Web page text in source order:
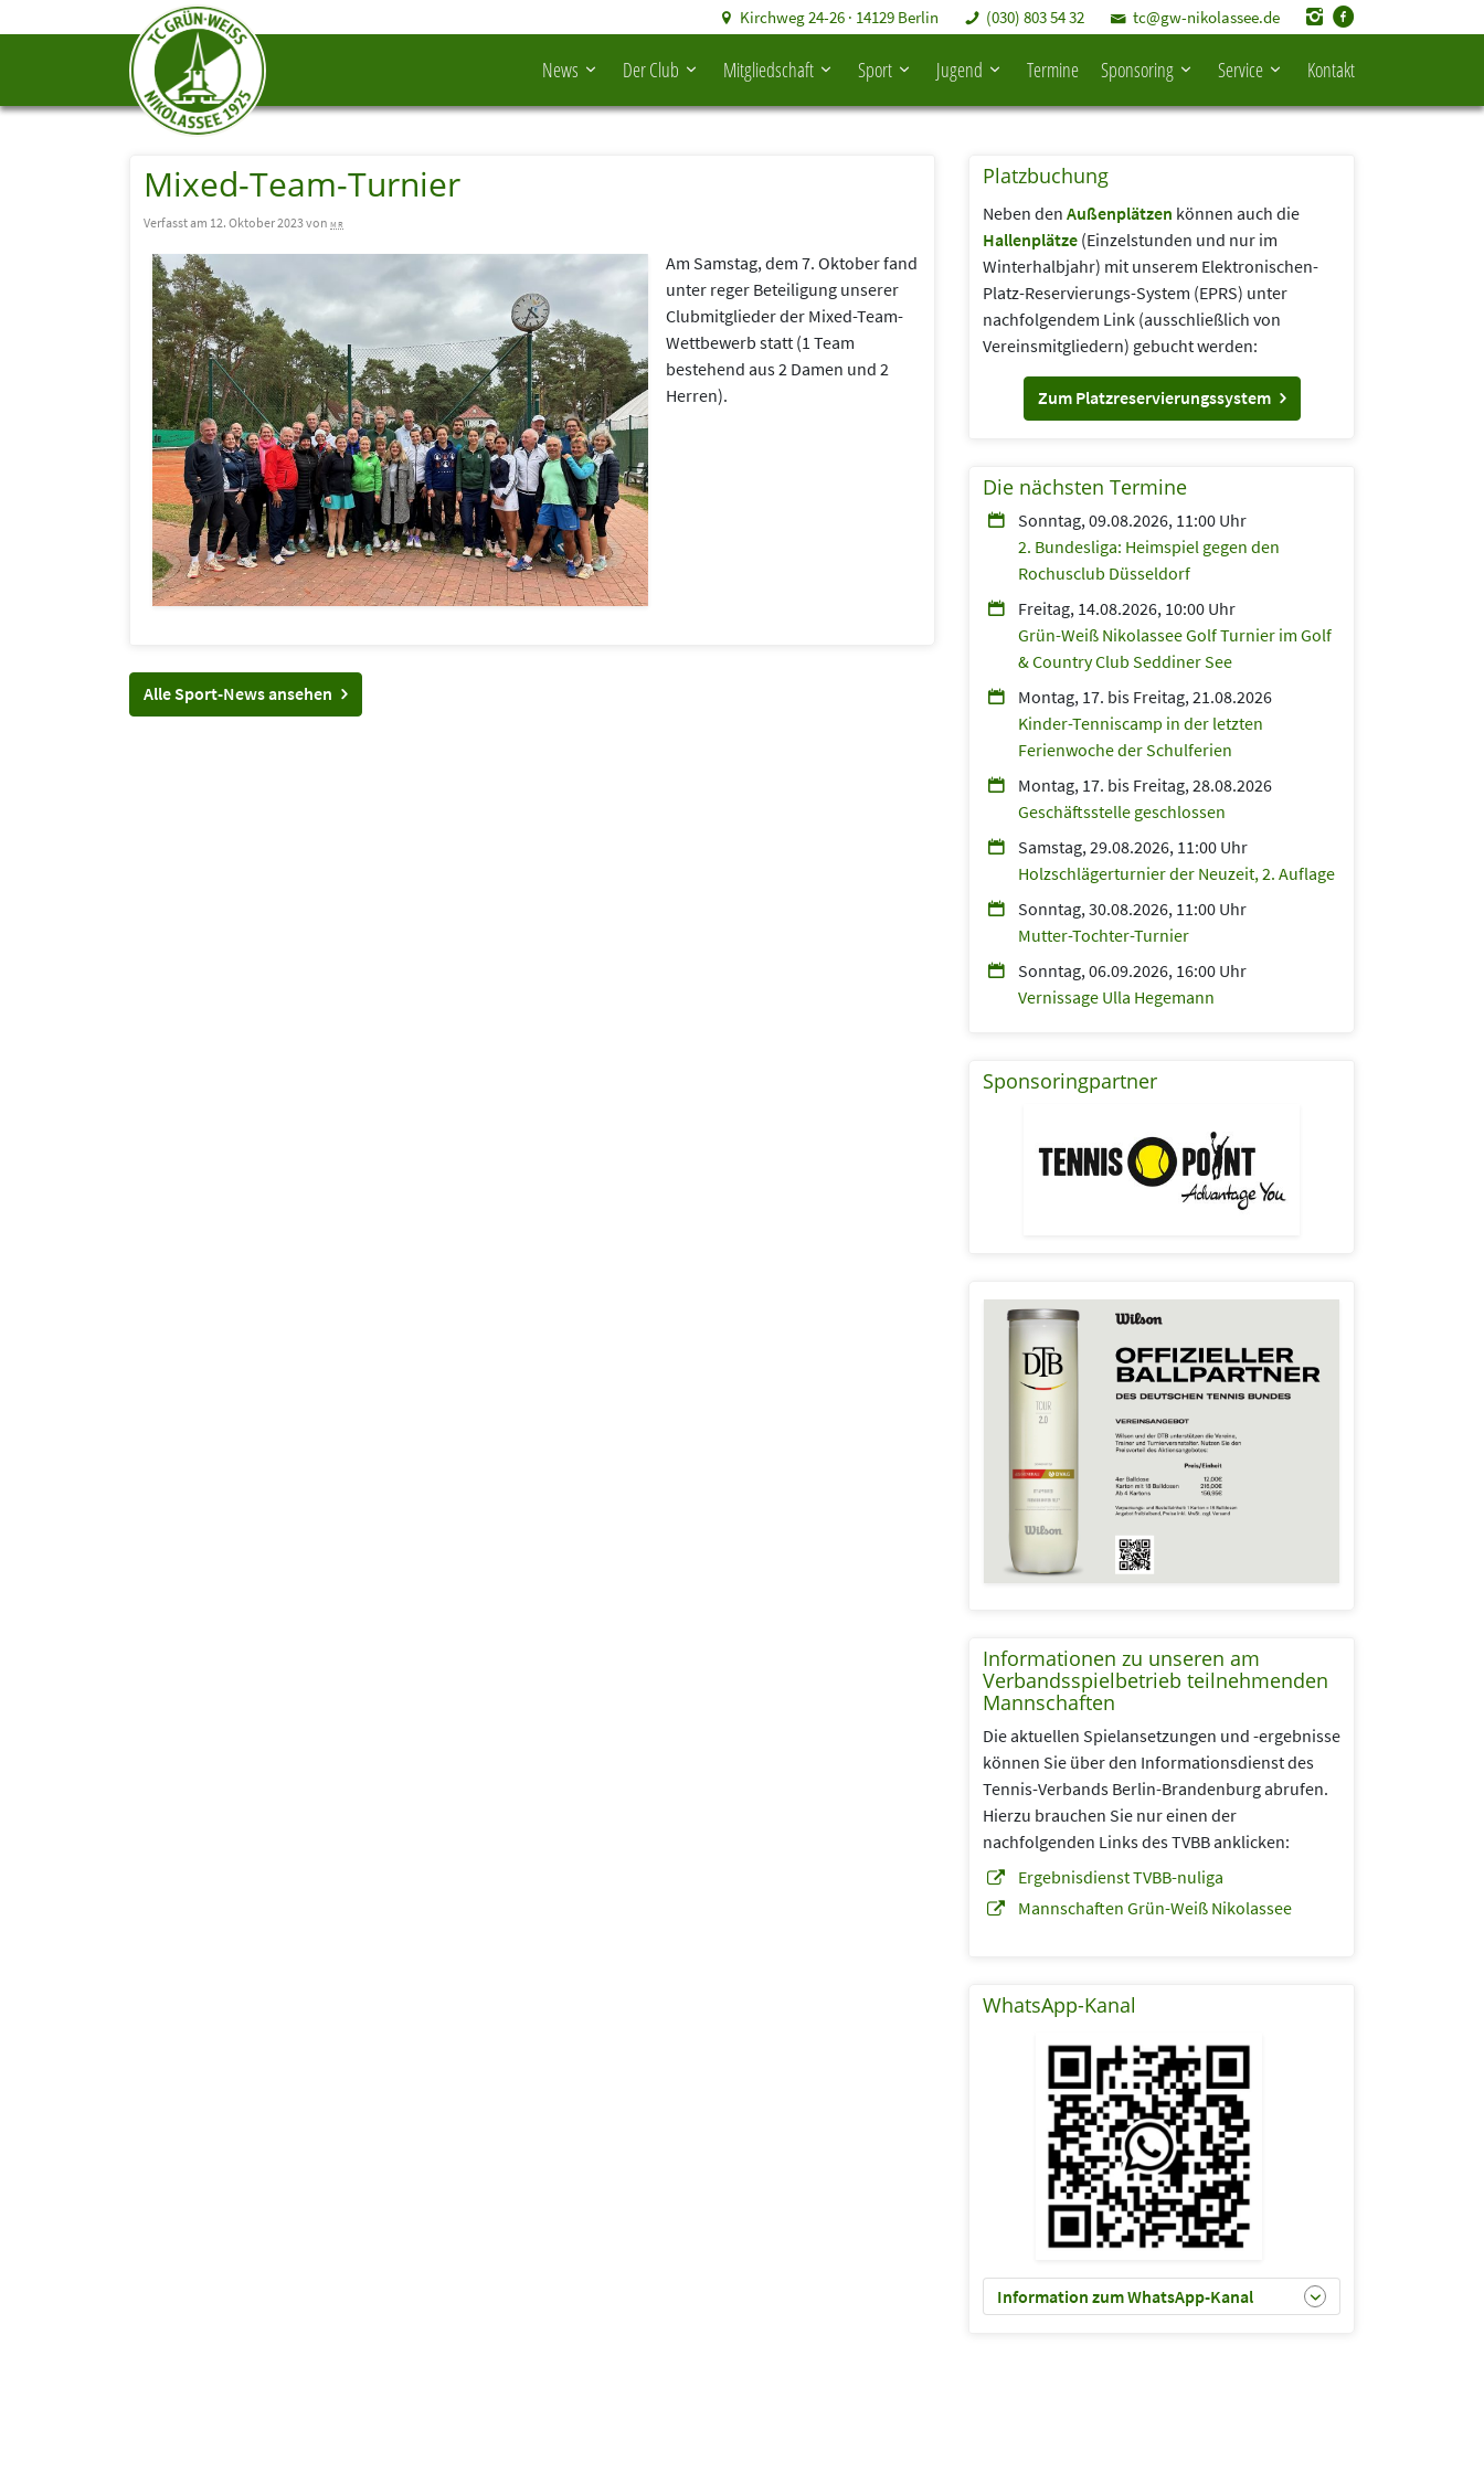
Kirchweg 24-26 · 14129 Berlin (030) 803 54 32 tc@gw-nikolassee.de
News Der Club Mitgliedschaft Sport Jugend Termine Sponsoring Service Kontakt
Mixed-Team-Turnier
Verfasst am 12. Oktober 2023 von mr
Am Samstag, dem 7. Oktober fand
unter reger Beteiligung unserer
Clubmitglieder der Mixed-Team-
Wettbewerb statt (1 Team
bestehend aus 2 Damen und 2
Herren).
Alle Sport-News ansehen
Platzbuchung
Neben den Außenplätzen können auch die
Hallenplätze (Einzelstunden und nur im
Winterhalbjahr) mit unserem Elektronischen-
Platz-Reservierungs-System (EPRS) unter
nachfolgendem Link (aus­schließlich von
Vereins­mitgliedern) gebucht werden:
Zum Platzreservierungssystem
Die nächsten Termine
Sonntag, 09.08.2026, 11:00 Uhr
2. Bundesliga: Heimspiel gegen den
Rochusclub Düsseldorf
Freitag, 14.08.2026, 10:00 Uhr
Grün-Weiß Nikolassee Golf Turnier im Golf
& Country Club Seddiner See
Montag, 17. bis Freitag, 21.08.2026
Kinder-Tenniscamp in der letzten
Ferienwoche der Schulferien
Montag, 17. bis Freitag, 28.08.2026
Geschäftsstelle geschlossen
Samstag, 29.08.2026, 11:00 Uhr
Holzschlägerturnier der Neuzeit, 2. Auflage
Sonntag, 30.08.2026, 11:00 Uhr
Mutter-Tochter-Turnier
Sonntag, 06.09.2026, 16:00 Uhr
Vernissage Ulla Hegemann
Sponsoringpartner
Informationen zu unseren am
Verbandsspielbetrieb teilnehmenden
Mannschaften
Die aktuellen Spielansetzungen und -ergebnisse
können Sie über den Informationsdienst des
Tennis-Verbands Berlin-Brandenburg abrufen.
Hierzu brauchen Sie nur einen der
nachfolgenden Links des TVBB anklicken:
Ergebnisdienst TVBB-nuliga
Mannschaften Grün-Weiß Nikolassee
WhatsApp-Kanal
Information zum WhatsApp-Kanal